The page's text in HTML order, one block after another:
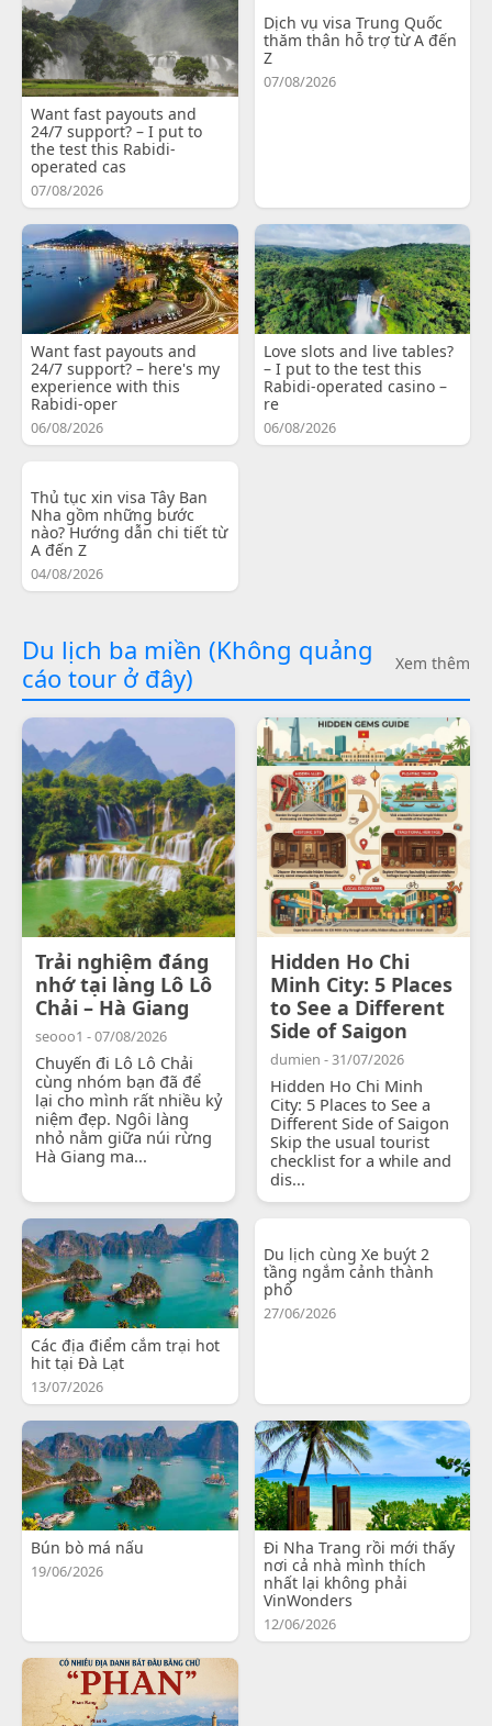
Want fast payouts and
24/7 support? – I put to
the test this Rabidi-
operated cas
07/08/2026
Dịch vụ visa Trung Quốc
thăm thân hỗ trợ từ A đến
Z
07/08/2026
Want fast payouts and
24/7 support? – here's my
experience with this
Rabidi-oper
06/08/2026
Love slots and live tables?
– I put to the test this
Rabidi-operated casino –
re
06/08/2026
Thủ tục xin visa Tây Ban
Nha gồm những bước
nào? Hướng dẫn chi tiết từ
A đến Z
04/08/2026
Du lịch ba miền (Không quảng
cáo tour ở đây)
Xem thêm
Trải nghiệm đáng
nhớ tại làng Lô Lô
Chải – Hà Giang
seooo1 - 07/08/2026
Chuyến đi Lô Lô Chải
cùng nhóm bạn đã để
lại cho mình rất nhiều kỷ
niệm đẹp. Ngôi làng
nhỏ nằm giữa núi rừng
Hà Giang ma...
Hidden Ho Chi
Minh City: 5 Places
to See a Different
Side of Saigon
dumien - 31/07/2026
Hidden Ho Chi Minh
City: 5 Places to See a
Different Side of Saigon
Skip the usual tourist
checklist for a while and
dis...
Các địa điểm cắm trại hot
hit tại Đà Lạt
13/07/2026
Du lịch cùng Xe buýt 2
tầng ngắm cảnh thành
phố
27/06/2026
Bún bò má nấu
19/06/2026
Đi Nha Trang rồi mới thấy
nơi cả nhà mình thích
nhất lại không phải
VinWonders
12/06/2026